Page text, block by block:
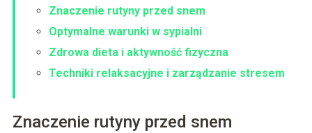
Znaczenie rutyny przed snem
Optymalne warunki w sypialni
Zdrowa dieta i aktywność fizyczna
Techniki relaksacyjne i zarządzanie stresem
Znaczenie rutyny przed snem